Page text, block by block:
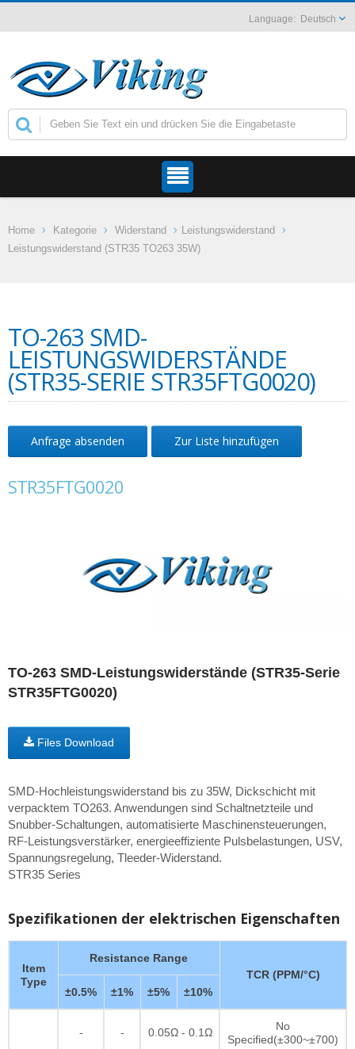
Deutsch
Home Kategorie Widerstand
Leistungswiderstand
Leistungswiderstand (STR35 TO263 35W)
TO-263 SMD-
LEISTUNGSWIDERSTÄNDE
(STR35-SERIE STR35FTG0020)
Anfrage absenden Zur Liste hinzufügen
STR35FTG0020
TO-263 SMD-Leistungswiderstände (STR35-Serie
STR35FTG0020)
Files Download
SMD-Hochleistungswiderstand bis zu 35W, Dickschicht mit
verpacktem TO263. Anwendungen sind Schaltnetzteile und
Snubber-Schaltungen, automatisierte Maschinensteuerungen,
RF-Leistungsverstärker, energieeffiziente Pulsbelastungen, USV,
Spannungsregelung, Tleeder-Widerstand.
STR35 Series
Spezifikationen der elektrischen Eigenschaften
Item
Type
Resistance Range
TCR (PPM/°C)
±0.5%
±1% ±5% ±10%
- - 0.05Ω - 0.1Ω
No
Specified(±300~±700)